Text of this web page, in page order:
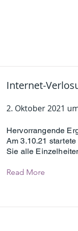
Internet-
2. Oktober 2021
Hervorrangende
Am 3.10.21
Sie alle
Read More